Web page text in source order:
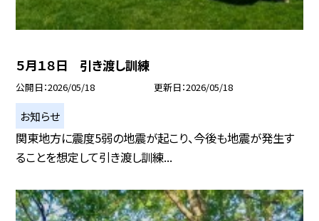
５月１８日 引き渡し訓練
公開日 2026/05/18 更新日 2026/05/18
お知らせ
関東地方に震度5弱の地震が起こり、今後も地震が発生す
ることを想定して引き渡し訓練...